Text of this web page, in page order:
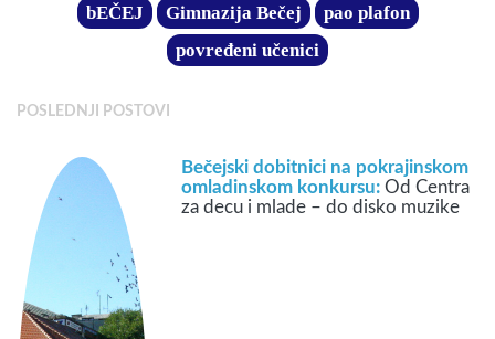
bEČEJ Gimnazija Bečej
pao plafon
povređeni učenici
POSLEDNJI POSTOVI
Bečejski dobitnici na pokrajinskom
omladinskom konkursu:Od Centra
za decu i mlade – do disko muzike